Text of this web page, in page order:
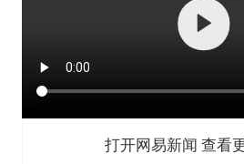
白海豚将
酒店回应
牛津大学
网传《披荆
打开网易新闻 查看